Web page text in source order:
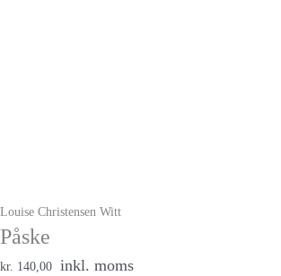
Louise Christensen Witt
Påske
kr. 140,00 inkl. moms